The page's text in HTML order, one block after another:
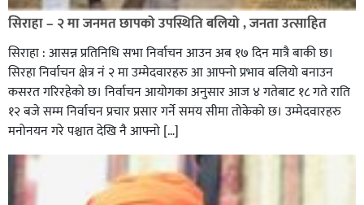
सिराहा – २ मा जनमत छापको उपस्थिति बलियो , जनता उत्साहित
सिराहा : आसन्न प्रतिनिधि सभा निर्वाचन आउन अब १७ दिन मात्रै बाकी छ।
सिरहा निर्वाचन क्षेत्र नं २ मा उम्मेदवारहरु आ आफ्नो प्रभाव बलियो बनाउन
कसरत गरिरहेको छ। निर्वाचन आयोगका अनुसार आज ४ गतेबाट १८ गते राति
१२ बजे सम्म निर्वाचन प्रचार प्रसार गर्ने समय सीमा तोकेको छ। उम्मेदवारहरु
मनोनयन गरे पश्चात देखि नै आफ्नो […]